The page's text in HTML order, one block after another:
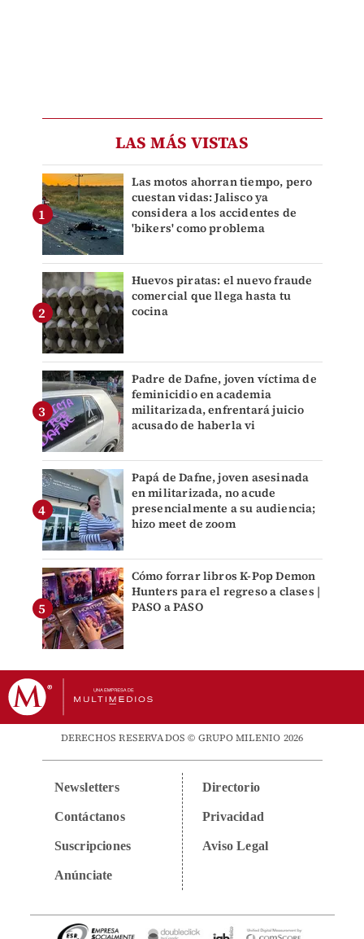
LAS MÁS VISTAS
Las motos ahorran tiempo, pero
cuestan vidas: Jalisco ya
considera a los accidentes de
'bikers' como problema
Huevos piratas: el nuevo fraude
comercial que llega hasta tu
cocina
Padre de Dafne, joven víctima de
feminicidio en academia
militarizada, enfrentará juicio
acusado de haberla vi
Papá de Dafne, joven asesinada
en militarizada, no acude
presencialmente a su audiencia;
hizo meet de zoom
Cómo forrar libros K-Pop Demon
Hunters para el regreso a clases |
PASO a PASO
DERECHOS RESERVADOS © GRUPO MILENIO 2026
Newsletters
Contáctanos
Suscripciones
Anúnciate
Directorio
Privacidad
Aviso Legal